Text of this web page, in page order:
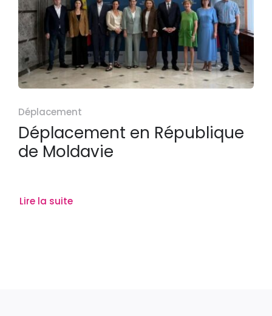
Déplacement
Déplacement en République
de Moldavie
Lire la suite